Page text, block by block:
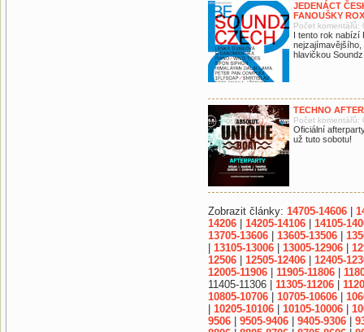
JEDENÁCT
FANOUŠKY
Počet komentářů:
I tento rok nabízí
hlavičkou
TECHNO
Počet komentářů:
Oficiální
už tuto sobotu!
Zobrazit články: 14705-14606
14206
14205-14106
14105-
13705-13606
13605-13506
13105-13006 13005-12906
12506
12505-12406
12405-
12005-11906
11905-11806
11405-11306 | 11305-11206
10805-10706
10705-10606
10205-10106 10105-10006
9506
9505-9406 9405-9306